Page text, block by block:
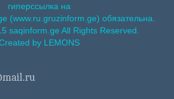
гиперссылка на
(www.ru.gruzinform.ge) обязательна.
saqinform.ge All Rights Reserved.
by LEMONS